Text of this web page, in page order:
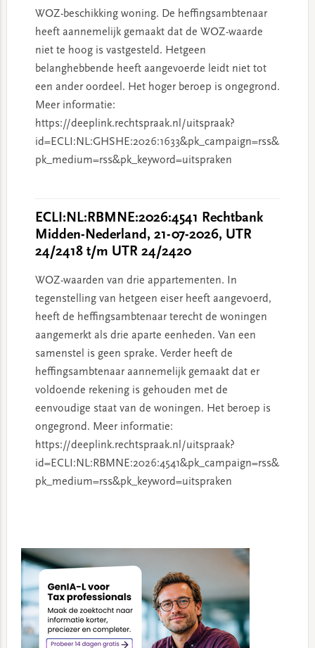
WOZ-beschikking woning. De heffingsambtenaar
heeft aannemelijk gemaakt dat de WOZ-waarde
niet te hoog is vastgesteld. Hetgeen
belanghebbende heeft aangevoerde leidt niet tot
een ander oordeel. Het hoger beroep is ongegrond.
Meer informatie:
https://deeplink.rechtspraak.nl/uitspraak?
id=ECLI:NL:GHSHE:2026:1633&pk_campaign=rss&
pk_medium=rss&pk_keyword=uitspraken
ECLI:NL:RBMNE:2026:4541 Rechtbank
Midden-Nederland, 21-07-2026, UTR
24/2418 t/m UTR 24/2420
WOZ-waarden van drie appartementen. In
tegenstelling van hetgeen eiser heeft aangevoerd,
heeft de heffingsambtenaar terecht de woningen
aangemerkt als drie aparte eenheden. Van een
samenstel is geen sprake. Verder heeft de
heffingsambtenaar aannemelijk gemaakt dat er
voldoende rekening is gehouden met de
eenvoudige staat van de woningen. Het beroep is
ongegrond. Meer informatie:
https://deeplink.rechtspraak.nl/uitspraak?
id=ECLI:NL:RBMNE:2026:4541&pk_campaign=rss&
pk_medium=rss&pk_keyword=uitspraken
Sidebar